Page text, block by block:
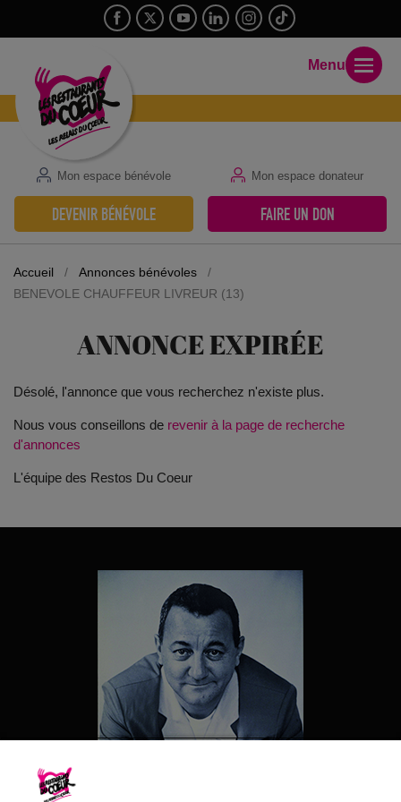
Mon espace bénévole Mon espace donateur
DEVENIR BÉNÉVOLE FAIRE UN DON
Menu
Accueil / Annonces bénévoles
/
BENEVOLE CHAUFFEUR LIVREUR (13)
ANNONCE EXPIRÉE
Désolé, l'annonce que vous recherchez n'existe plus.
Nous vous conseillons de revenir à la page de recherche
d'annonces
L'équipe des Restos Du Coeur